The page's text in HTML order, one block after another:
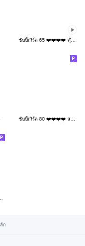
ชับบี้เกิร์ล 65 ❤️❤️❤️❤️ ดุ๊กดิ๊ก
ชับบี้เกิร์ล 80 ❤️❤️❤️❤️ สงกรานต์
ก